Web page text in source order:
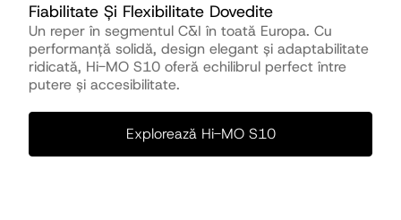
Fiabilitate Și Flexibilitate Dovedite
Un reper în segmentul C&I în toată Europa. Cu
performanță solidă, design elegant și adaptabilitate
ridicată, Hi-MO S10 oferă echilibrul perfect între
putere și accesibilitate.
Explorează Hi-MO S10